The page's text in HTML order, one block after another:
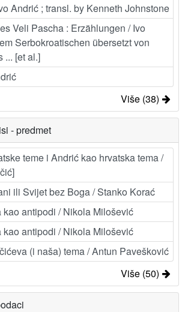
Andrić ; transl. by Kenneth Johnstone
Veli Pascha : Erzählungen / Ivo
Serbokroatischen übersetzt von
... [et al.]
Više (38)
- predmet
teme i Andrić kao hrvatska tema /
ili Svijet bez Boga / Stanko Korać
antipodi / Nikola Milošević
antipodi / Nikola Milošević
(i naša) tema / Antun Pavešković
Više (50)